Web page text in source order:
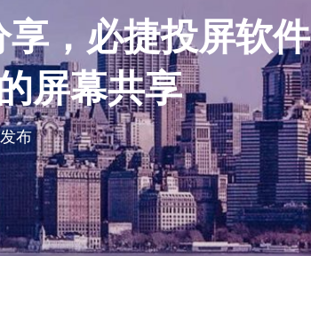
，必捷投屏软件
屏幕共享
布